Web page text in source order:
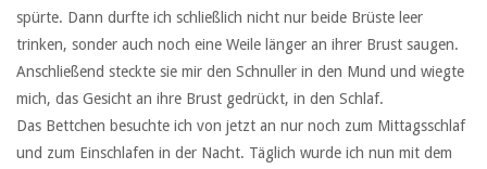
spürte. Dann durfte ich schließlich nicht nur beide Brüste leer
trinken, sonder auch noch eine Weile länger an ihrer Brust saugen.
Anschließend steckte sie mir den Schnuller in den Mund und wiegte
mich, das Gesicht an ihre Brust gedrückt, in den Schlaf.
Das Bettchen besuchte ich von jetzt an nur noch zum Mittagsschlaf
und zum Einschlafen in der Nacht. Täglich wurde ich nun mit dem